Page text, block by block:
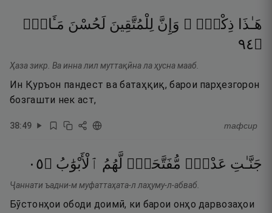
هَـٰذَا ذِكْرٌۭ ۚ وَإِنَّ لِلْمُتَّقِينَ لَحُسْنَ مَـَٔابٍۢ
۝٤٩
Ҳаза зикр. Ва инна лил муттақӣна ла ҳусна мааб.
Ин Қуръон пандест ва батаҳқиқ, барои парҳезгорон
бозгашти нек аст,
38:49 тафсир
جَنَّـٰتِ عَدْنٍۢ مُّفَتَّحَةًۭ لَّهُمُ ٱلْأَبْوَٰبُ ۝٥٠
Ҷаннати ъадни-м муфаттаҳата-л лаҳуму-л-абваб.
Бӯстонҳои ободи доимӣ, ки барои онҳо дарвозаҳои